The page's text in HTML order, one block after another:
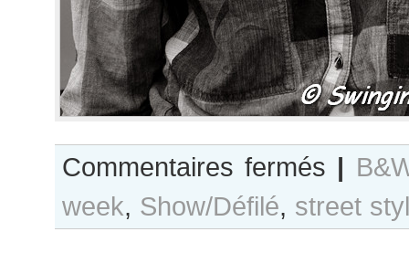
Commentaires fermés sur
B&W
Day
#293
|
week, Show/Défilé, street